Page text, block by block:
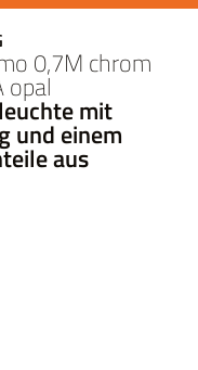
0,7M chrom
opal
mit
und einem
aus